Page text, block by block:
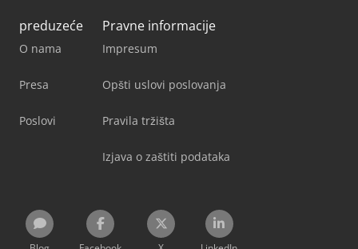
preduzeće
O nama
Presa
Poslovi
Pravne informacije
Impresum
Opšti uslovi poslovanja
Pravila tržišta
Izjava o zaštiti podataka